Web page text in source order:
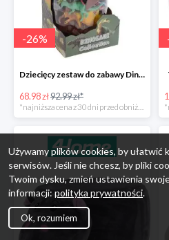
-26%
Dziecięcy zestaw do zabawy Dinosaur Collection -26%
68.98 zł92.99 zł*
Używamy plików cookies, by ułatwić
serwisów. Jeśli nie chcesz, by pliki
Twoim dysku, zmień ustawienia
informacji: polityka prywatności.
Ok, rozumiem